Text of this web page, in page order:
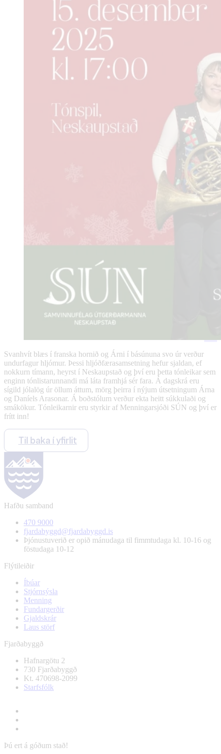
Svanhvít blæs í franska hornið og Árni í básúnuna svo úr verður
undurfagur hljómur. Þessi hljóðfærasamsetning hefur sjaldan, ef
nokkurn tímann, heyrst í Neskaupstað og því eru þetta tónleikar sem
enginn tónlistarunnandi má láta framhjá sér fara. Á dagskrá eru
sígild jólalög úr öllum áttum, mörg þeirra í nýjum útsetningum Árna
og Daníels Arasonar. Á boðstólum verður ekta heitt súkkulaði og
smákökur. Tónleikarnir eru styrkir af Menningarsjóði SÚN og því er
frítt inn!
Til baka í yfirlit
Hafðu samband
470 9000
fjardabyggd@fjardabyggd.is
Þjónustuverið er opið mánudaga til fimmtudaga kl. 10-16 og
föstudaga 10-12
Flýtileiðir
Íbúar
Stjórnsýsla
Menning
Fundargerðir
Gjaldskrár
Laus störf
Fjarðabyggð
Hafnargötu 2
730 Fjarðabyggð
Kt. 470698-2099
Starfsfólk
Þú ert á góðum stað!